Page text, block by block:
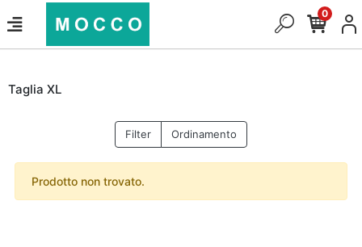
0
Taglia XL
Filter Ordinamento
Prodotto non trovato.